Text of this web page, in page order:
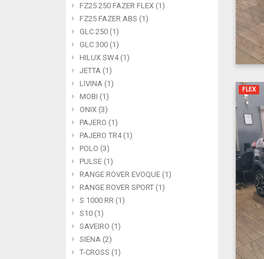
FZ25 250 FAZER FLEX (1)
FZ25 FAZER ABS (1)
GLC 250 (1)
GLC 300 (1)
HILUX SW4 (1)
JETTA (1)
LIVINA (1)
MOBI (1)
ONIX (3)
PAJERO (1)
PAJERO TR4 (1)
POLO (3)
PULSE (1)
RANGE ROVER EVOQUE (1)
RANGE ROVER SPORT (1)
S 1000 RR (1)
S10 (1)
SAVEIRO (1)
SIENA (2)
T-CROSS (1)
FLEX